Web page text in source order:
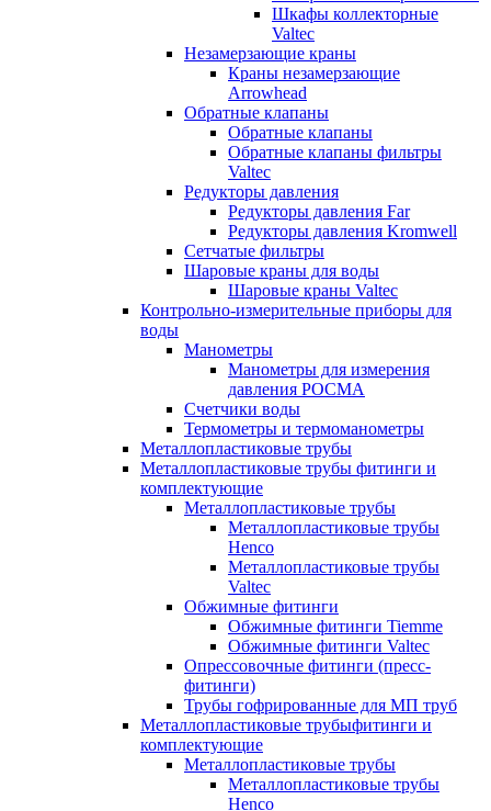
Шкафы коллекторные
Valtec
Незамерзающие краны
Краны незамерзающие
Arrowhead
Обратные клапаны
Обратные клапаны
Обратные клапаны фильтры
Valtec
Редукторы давления
Редукторы давления Far
Редукторы давления Kromwell
Сетчатые фильтры
Шаровые краны для воды
Шаровые краны Valtec
Контрольно-измерительные приборы для
воды
Манометры
Манометры для измерения
давления РОСМА
Счетчики воды
Термометры и термоманометры
Металлопластиковые трубы
Металлопластиковые трубы фитинги и
комплектующие
Металлопластиковые трубы
Металлопластиковые трубы
Henco
Металлопластиковые трубы
Valtec
Обжимные фитинги
Обжимные фитинги Tiemme
Обжимные фитинги Valtec
Опрессовочные фитинги (пресс-
фитинги)
Трубы гофрированные для МП труб
Металлопластиковые трубыфитинги и
комплектующие
Металлопластиковые трубы
Металлопластиковые трубы
Henco